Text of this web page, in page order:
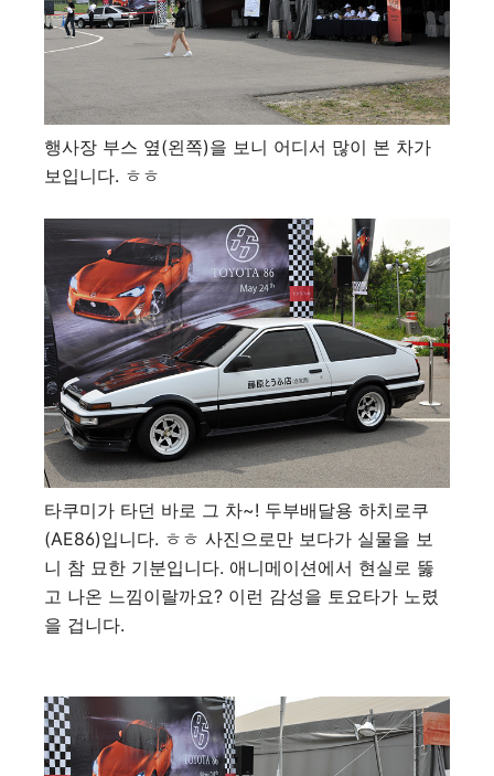
행사장 부스 옆(왼쪽)을 보니 어디서 많이 본 차가
보입니다. ㅎㅎ
타쿠미가 타던 바로 그 차~! 두부배달용 하치로쿠
(AE86)입니다. ㅎㅎ 사진으로만 보다가 실물을 보
니 참 묘한 기분입니다. 애니메이션에서 현실로 뚫
고 나온 느낌이랄까요? 이런 감성을 토요타가 노렸
을 겁니다.